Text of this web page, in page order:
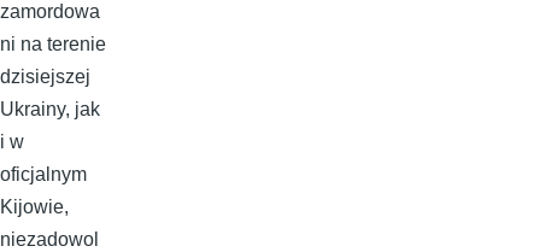
zamordowa
ni na terenie
dzisiejszej
Ukrainy, jak
i w
oficjalnym
Kijowie,
niezadowol